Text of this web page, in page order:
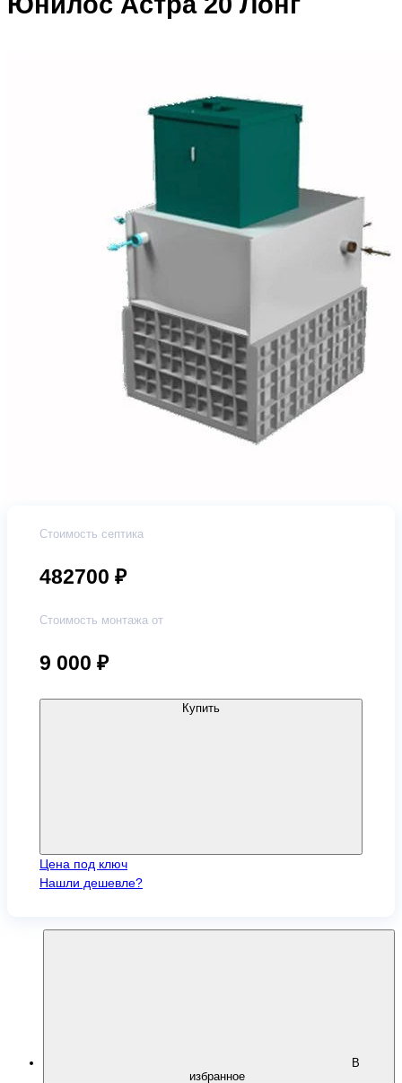
Стоимость септика
482700 ₽
Стоимость монтажа от
9 000 ₽
Купить
Цена под ключ
Нашли дешевле?
В
избранное